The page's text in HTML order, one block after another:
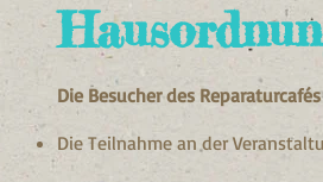
Die Besucher des
Die Teilnahme an der